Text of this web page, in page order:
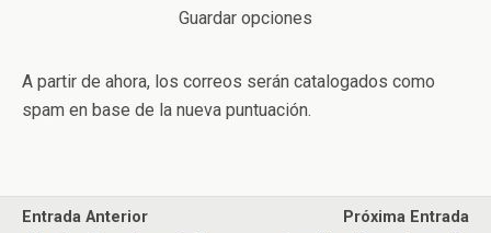
Guardar opciones
A partir de ahora, los correos serán catalogados como
spam en base de la nueva puntuación.
Entrada Anterior
Próxima Entrada